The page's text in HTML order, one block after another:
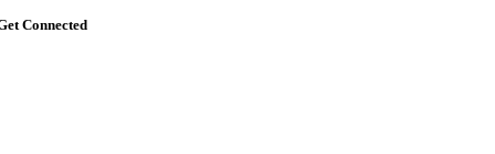
Connected